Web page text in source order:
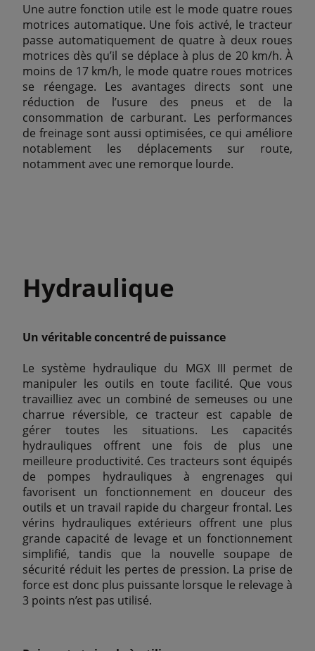
Une autre fonction utile est le mode quatre roues
motrices automatique. Une fois activé, le tracteur
passe automatiquement de quatre à deux roues
motrices dès qu’il se déplace à plus de 20 km/h. À
moins de 17 km/h, le mode quatre roues motrices
se réengage. Les avantages directs sont une
réduction de l’usure des pneus et de la
consommation de carburant. Les performances
de freinage sont aussi optimisées, ce qui améliore
notablement les déplacements sur route,
notamment avec une remorque lourde.
Hydraulique
Un véritable concentré de puissance
Le système hydraulique du MGX III permet de
manipuler les outils en toute facilité. Que vous
travailliez avec un combiné de semeuses ou une
charrue réversible, ce tracteur est capable de
gérer toutes les situations. Les capacités
hydrauliques offrent une fois de plus une
meilleure productivité. Ces tracteurs sont équipés
de pompes hydrauliques à engrenages qui
favorisent un fonctionnement en douceur des
outils et un travail rapide du chargeur frontal. Les
vérins hydrauliques extérieurs offrent une plus
grande capacité de levage et un fonctionnement
simplifié, tandis que la nouvelle soupape de
sécurité réduit les pertes de pression. La prise de
force est donc plus puissante lorsque le relevage à
3 points n’est pas utilisé.